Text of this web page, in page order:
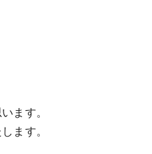
ます。
ます。